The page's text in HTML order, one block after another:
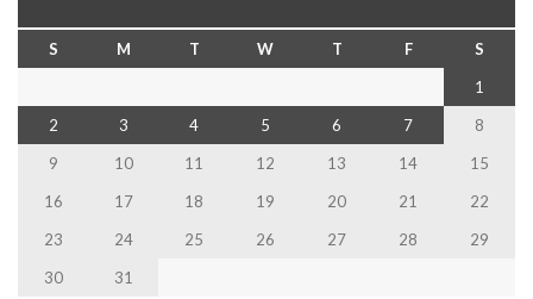
S M T W T F
S
1
2
3 4 5 6 7
8
9
10 11 12 13 14
15
16
17 18 19 20 21
22
23
24 25 26 27 28
29
30
31